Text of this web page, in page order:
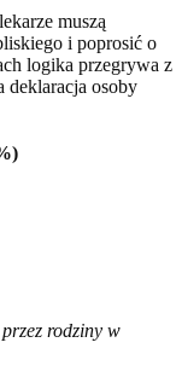
muszą
i poprosić o
logika przegrywa z
deklaracja osoby
rodziny w